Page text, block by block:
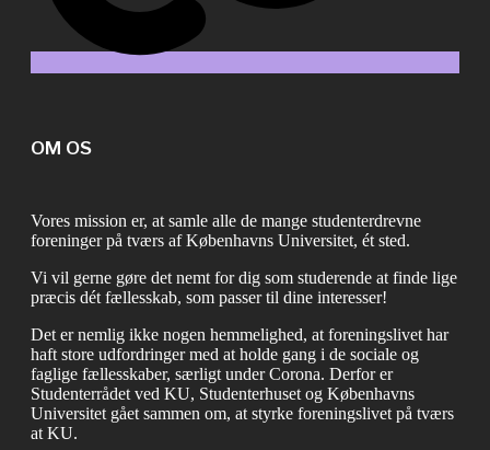
OM OS
Vores mission er, at samle alle de mange studenterdrevne
foreninger på tværs af Københavns Universitet, ét sted.
Vi vil gerne gøre det nemt for dig som studerende at finde lige
præcis dét fællesskab, som passer til dine interesser!
Det er nemlig ikke nogen hemmelighed, at foreningslivet har
haft store udfordringer med at holde gang i de sociale og
faglige fællesskaber, særligt under Corona. Derfor er
Studenterrådet ved KU, Studenterhuset og Københavns
Universitet gået sammen om, at styrke foreningslivet på tværs
at KU.